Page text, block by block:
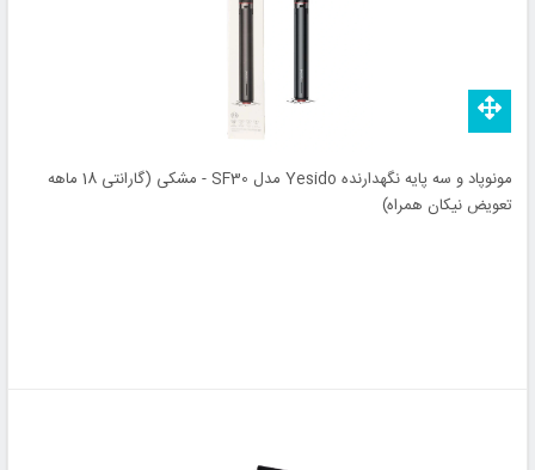
مونوپاد و سه پایه نگهدارنده Yesido مدل SF30 - مشکی (گارانتی 18 ماهه
تعویض نیکان همراه)